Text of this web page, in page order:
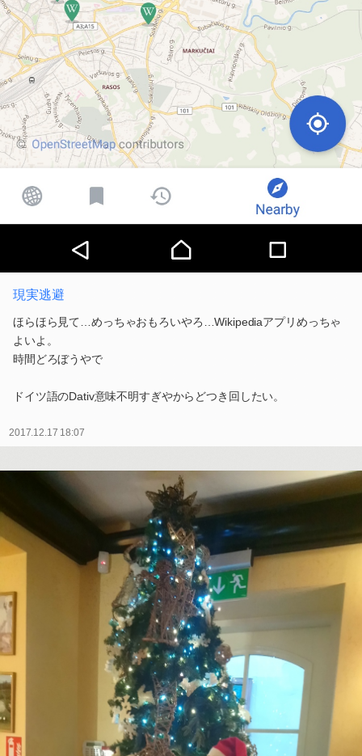
現実逃避
ほらほら見て…めっちゃおもろいやろ…Wikipediaアプリめっちゃ
よいよ。
時間どろぼうやで
ドイツ語のDativ意味不明すぎやからどつき回したい。
2017.12.17 18:07